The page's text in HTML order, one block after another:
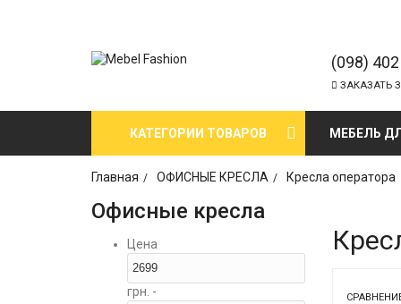
(098)
ЗАКАЗАТЬ
КАТЕГОРИИ ТОВАРОВ МЕБЕЛЬ
Главная ОФИСНЫЕ КРЕСЛА Кресла оператора
Офисные кресла
Цена
грн. -